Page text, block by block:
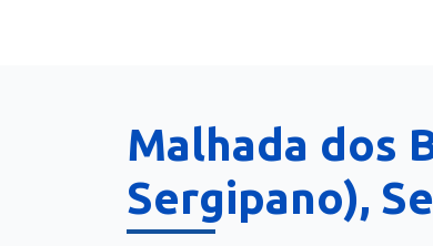
Malhada dos
Sergipano),